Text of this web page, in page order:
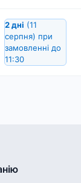
2 дні (11
серпня) при
замовленні до
11:30